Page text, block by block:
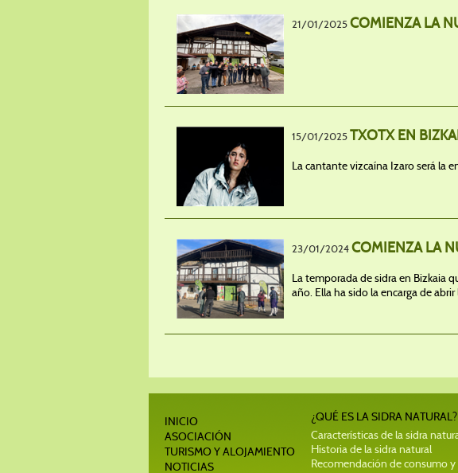
21/01/2025COMIENZA LA
15/01/2025TXOTX EN
La cantante vizcaína Izaro será la
23/01/2024COMIENZA LA
La temporada de sidra en Bizkaia
año. Ella ha sido la encarga de
INICIO
ASOCIACIÓN
TURISMO Y ALOJAMIENTO
NOTICIAS
¿QUÉ ES LA SIDRA NATURAL?
Características de la sidra
Historia de la sidra natural
Recomendación de consumo